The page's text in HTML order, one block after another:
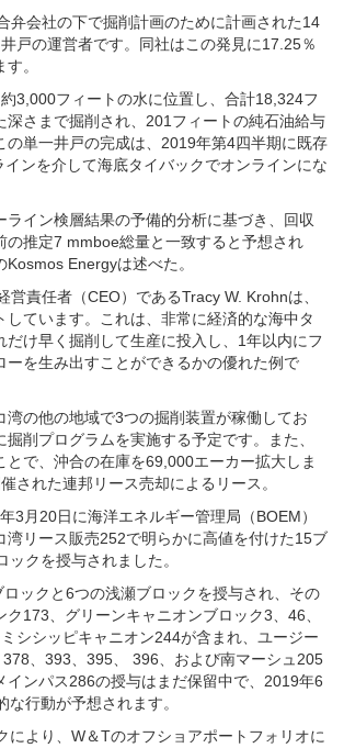
弁会社の下で掘削計画のために計画された14
戸の運営者です。同社はこの発見に17.25％
。
3,000フィートの水に位置し、合計18,324フ
深さまで掘削され、201フィートの純石油給与
の単一井戸の完成は、2019年第4四半期に既存
ンを介して海底タイバックでオンラインにな
ライン検層結果の予備的分析に基づき、回収
の推定7 mmboe総量と一致すると予想され
Energyは述べた。
営責任者（CEO）であるTracy W. Krohnは、
しています。これは、非常に経済的な海中タ
だけ早く掘削して生産に投入し、1年以内にフ
ーを生み出すことができるかの優れた例で
湾の他の地域で3つの掘削装置が稼働してお
掘削プログラムを実施する予定です。また、
とで、沖合の在庫を69,000エーカー拡大しま
された連邦リース売却によるリース。
3月20日に海洋エネルギー管理局（BOEM）
湾リース販売252で明らかに高値を付けた15ブ
ックを授与されました。
ックと6つの浅瀬ブロックを授与され、その
173、グリーンキャニオンブロック3、46、
シシッピキャニオン244が含まれ、ユージー
、393、395、 396、および南マーシュ205
インパス286の授与はまだ保留中で、2019年6
な行動が予想されます。
により、W＆Tのオフショアポートフォリオに